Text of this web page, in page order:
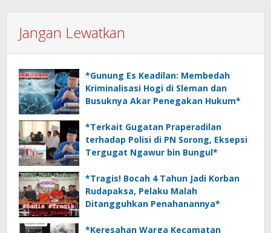
Jangan Lewatkan
*Gunung Es Keadilan: Membedah
Kriminalisasi Hogi di Sleman dan
Busuknya Akar Penegakan Hukum*
*Terkait Gugatan Praperadilan
terhadap Polisi di PN Sorong, Eksepsi
Tergugat Ngawur bin Bungul*
*Tragis! Bocah 4 Tahun Jadi Korban
Rudapaksa, Pelaku Malah
Ditangguhkan Penahanannya*
*Keresahan Warga Kecamatan